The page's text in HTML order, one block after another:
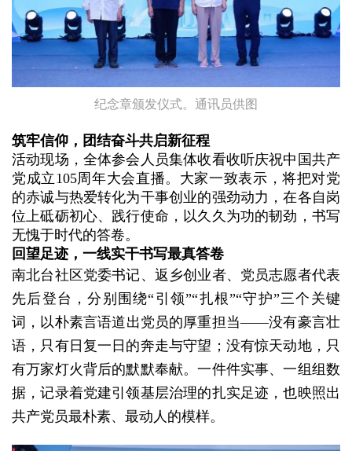
纪念章颁发仪式。通讯员供图
筑牢信仰，团结奋斗共启新征程
活动现场，全体参会人员集体收看收听庆祝中国共产
党成立105周年大会直播。大家一致表示，将把对党
的赤诚与热爱转化为干事创业的强劲动力，在各自岗
位上砥砺初心、践行使命，以久久为功的韧劲，书写
无愧于时代的答卷。
回望足迹，一线实干书写最真答卷
南北台社区党委书记、返乡创业者、党员志愿者代表
先后登台，分别围绕“引领”“扎根”“守护”三个关键
词，以朴素言语道出党员的厚重担当——没有豪言壮
语，只有日复一日的奔走与守望；没有惊天动地，只
有万家灯火背后的默默奉献。一件件实事、一组组数
据，记录着党建引领基层治理的扎实足迹，也映照出
共产党员最朴素、最动人的模样。